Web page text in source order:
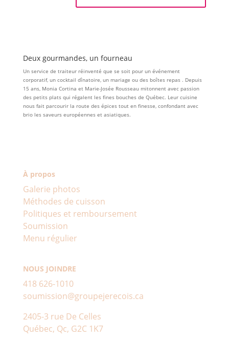
Deux gourmandes, un fourneau
Un service de traiteur réinventé que se soit pour un événement
corporatif, un cocktail dînatoire, un mariage ou des boîtes repas . Depuis
15 ans, Monia Cortina et Marie-Josée Rousseau mitonnent avec passion
des petits plats qui régalent les fines bouches de Québec. Leur cuisine
nous fait parcourir la route des épices tout en finesse, confondant avec
brio les saveurs européennes et asiatiques.
À propos
Galerie photos
Méthodes de cuisson
Politiques et remboursement
Soumission
Menu régulier
NOUS JOINDRE
418 626-1010
soumission@groupejerecois.ca
2405-3 rue De Celles
Québec, Qc, G2C 1K7